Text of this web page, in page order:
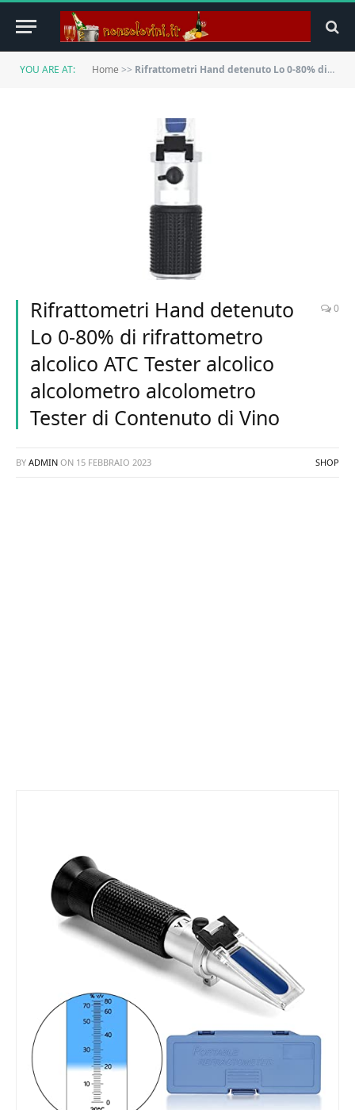
YOU ARE AT: Home >> Rifrattometri Hand detenuto Lo 0-80% di rifrattometro alcolico ATC Tester alcolico alcolometro alcolometro Tester di Contenuto di Vino
Rifrattometri Hand detenuto
Lo 0-80% di rifrattometro
alcolico ATC Tester alcolico
alcolometro alcolometro
Tester di Contenuto di Vino
0
BY ADMIN ON 15 FEBBRAIO 2023 SHOP